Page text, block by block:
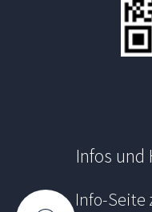
Infos und
Info-Seite